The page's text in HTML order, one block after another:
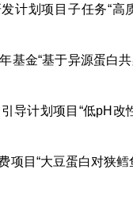
划项目子任务“高
金“基于异源蛋白
计划项目“低pH改
“大豆蛋白对狭鳕